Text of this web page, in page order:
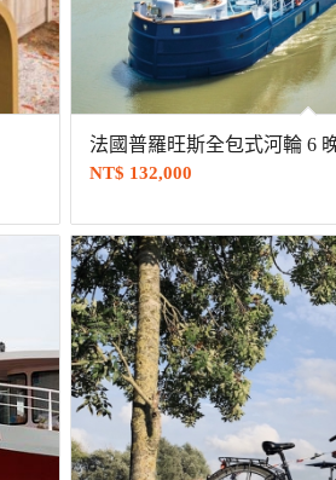
法國普羅旺斯全包式河輪 6
NT$ 132,000